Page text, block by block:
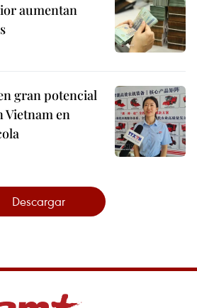
aumentan
gran potencial
Vietnam en
Descargar